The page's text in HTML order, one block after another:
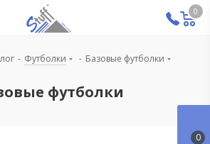
0
футболки
- Футболки - Базовые футболки
0